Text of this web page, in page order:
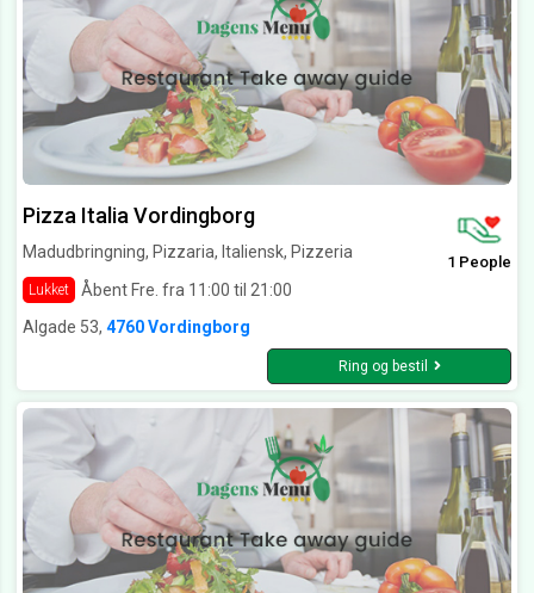
Pizza Italia Vordingborg
Madudbringning, Pizzaria, Italiensk, Pizzeria
Lukket Åbent Fre. fra 11:00 til 21:00
1 People
Algade 53, 4760 Vordingborg
Ring og bestil